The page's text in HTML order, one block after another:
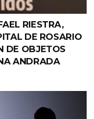
RIESTRA,
DE ROSARIO
DE OBJETOS
ANDRADA